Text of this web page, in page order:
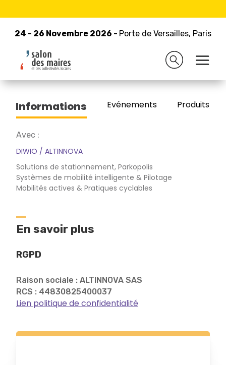
24 - 26 Novembre 2026 - Porte de Versailles, Paris
24 - 26 Novembre 2026 - Porte de Versailles, Paris
Retour à la liste des exposants
ALTINNOVA
Informations Evénements Produits/
Avec :
DIWIO / ALTINNOVA
Solutions de stationnement, Parkopolis
Systèmes de mobilité intelligente & Pilotage
Mobilités actives & Pratiques cyclables
En savoir plus
RGPD
Raison sociale : ALTINNOVA SAS
RCS : 44830825400037
Lien politique de confidentialité